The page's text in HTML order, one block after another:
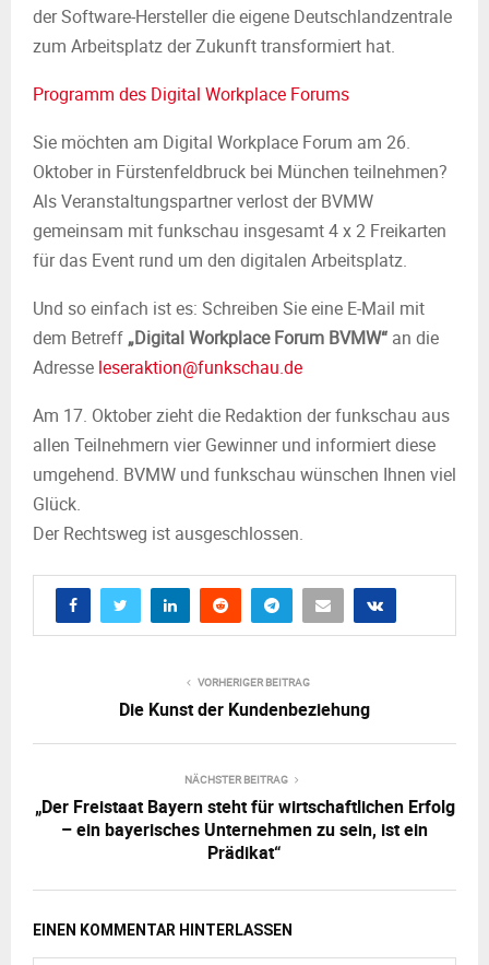
der Software-Hersteller die eigene Deutschlandzentrale
zum Arbeitsplatz der Zukunft transformiert hat.
Programm des Digital Workplace Forums
Sie möchten am Digital Workplace Forum am 26.
Oktober in Fürstenfeldbruck bei München teilnehmen?
Als Veranstaltungspartner verlost der BVMW
gemeinsam mit funkschau insgesamt 4 x 2 Freikarten
für das Event rund um den digitalen Arbeitsplatz.
Und so einfach ist es: Schreiben Sie eine E-Mail mit
dem Betreff „Digital Workplace Forum BVMW“ an die
Adresse leseraktion@funkschau.de
Am 17. Oktober zieht die Redaktion der funkschau aus
allen Teilnehmern vier Gewinner und informiert diese
umgehend. BVMW und funkschau wünschen Ihnen viel
Glück.
Der Rechtsweg ist ausgeschlossen.
VORHERIGER BEITRAG
Die Kunst der Kundenbeziehung
NÄCHSTER BEITRAG
„Der Freistaat Bayern steht für wirtschaftlichen Erfolg
– ein bayerisches Unternehmen zu sein, ist ein
Prädikat“
EINEN KOMMENTAR HINTERLASSEN